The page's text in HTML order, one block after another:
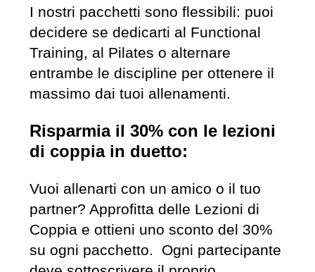
I nostri pacchetti sono flessibili: puoi
decidere se dedicarti al Functional
Training, al Pilates o alternare
entrambe le discipline per ottenere il
massimo dai tuoi allenamenti.
Risparmia il 30% con le lezioni
di coppia in duetto:
Vuoi allenarti con un amico o il tuo
partner? Approfitta delle Lezioni di
Coppia e ottieni uno sconto del 30%
su ogni pacchetto. Ogni partecipante